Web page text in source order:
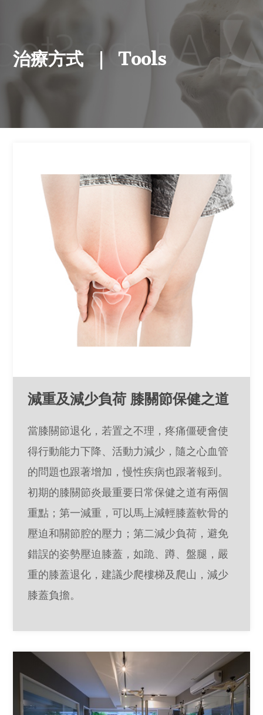
治療方式 Tools
減重及減少負荷 膝關節保健之道
當膝關節退化，若置之不理，疼痛僵硬會使
得行動能力下降、活動力減少，隨之心血管
的問題也跟著增加，慢性疾病也跟著報到。
初期的膝關節炎最重要日常保健之道有兩個
重點；第一減重，可以馬上減輕膝蓋軟骨的
壓迫和關節腔的壓力；第二減少負荷，避免
錯誤的姿勢壓迫膝蓋，如跪、蹲、盤腿，嚴
重的膝蓋退化，建議少爬樓梯及爬山，減少
膝蓋負擔。